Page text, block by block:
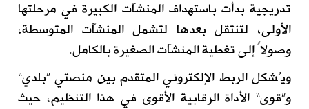
تدريجية بدأت باستهداف المنشآت الكبيرة في مرحلتها
الأولى، لتنتقل بعدها لتشمل المنشآت المتوسطة،
وصولاً إلى تغطية المنشآت الصغيرة بالكامل.
ويُشكل الربط الإلكتروني المتقدم بين منصتي ”بلدي“
و”قوى“ الأداة الرقابية الأقوى في هذا التنظيم، حيث